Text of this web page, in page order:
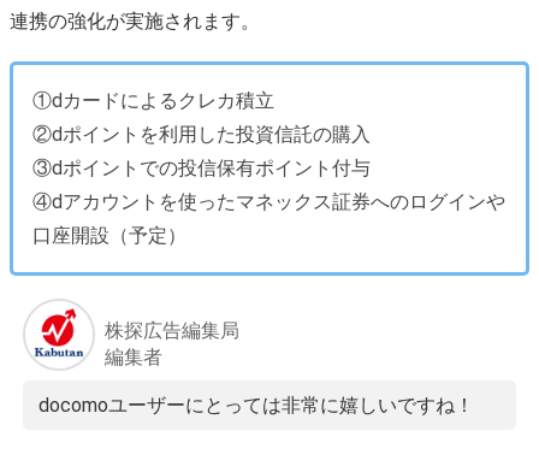
連携の強化が実施されます。
①dカードによるクレカ積立
②dポイントを利用した投資信託の購入
③dポイントでの投信保有ポイント付与
④dアカウントを使ったマネックス証券へのログインや
口座開設（予定）
株探広告編集局
編集者
docomoユーザーにとっては非常に嬉しいですね！